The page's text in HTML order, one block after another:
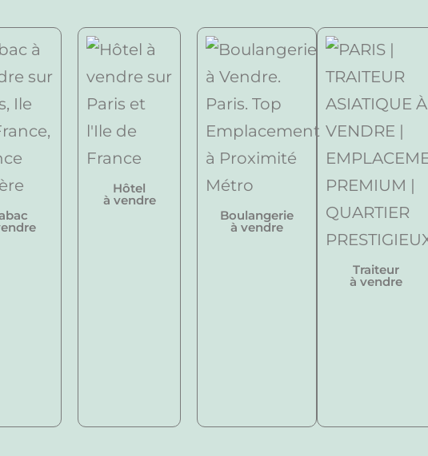
Hôtel
à vendre
Boulangerie
à vendre
Traiteur
à vendre